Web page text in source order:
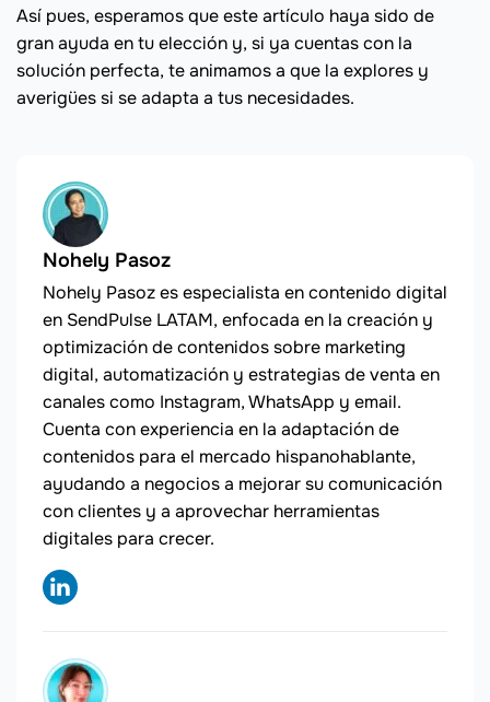
Así pues, esperamos que este artículo haya sido de
gran ayuda en tu elección y, si ya cuentas con la
solución perfecta, te animamos a que la explores y
averigües si se adapta a tus necesidades.
Nohely Pasoz
Nohely Pasoz es especialista en contenido digital
en SendPulse LATAM, enfocada en la creación y
optimización de contenidos sobre marketing
digital, automatización y estrategias de venta en
canales como Instagram, WhatsApp y email.
Cuenta con experiencia en la adaptación de
contenidos para el mercado hispanohablante,
ayudando a negocios a mejorar su comunicación
con clientes y a aprovechar herramientas
digitales para crecer.